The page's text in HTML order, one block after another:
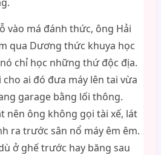
vào má đánh thức, ông Hải
qua Dương thức khuya học
chỉ học những thứ độc địa.
ai đó đưa máy lên tai vừa
garage bằng lối thông.
nên ông không gọi tài xế, lát
ra trước sân nổ máy êm êm.
ở ghế trước hay băng sau